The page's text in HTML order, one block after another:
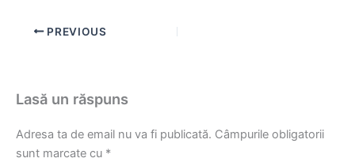
PREVIOUS
Lasă un răspuns
Adresa ta de email nu va fi publicată. Câmpurile obligatorii
sunt marcate cu *